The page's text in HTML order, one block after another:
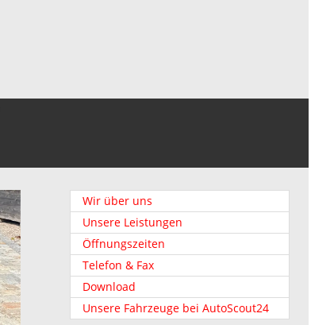
Wir über uns
Unsere Leistungen
Öffnungszeiten
Telefon & Fax
Download
Unsere Fahrzeuge bei AutoScout24